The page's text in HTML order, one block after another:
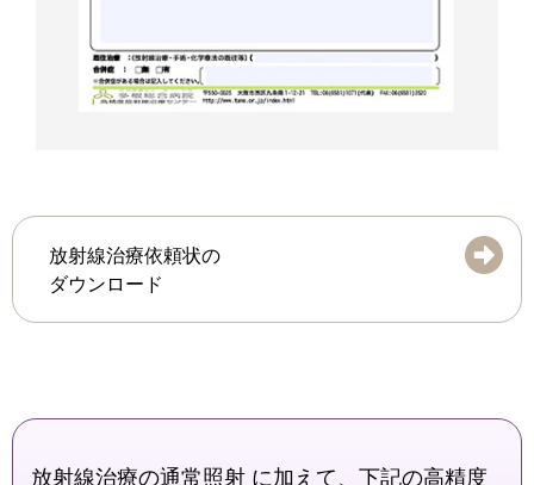
放射線治療依頼状の
ダウンロード
放射線治療の通常照射 に加えて、下記の高精度